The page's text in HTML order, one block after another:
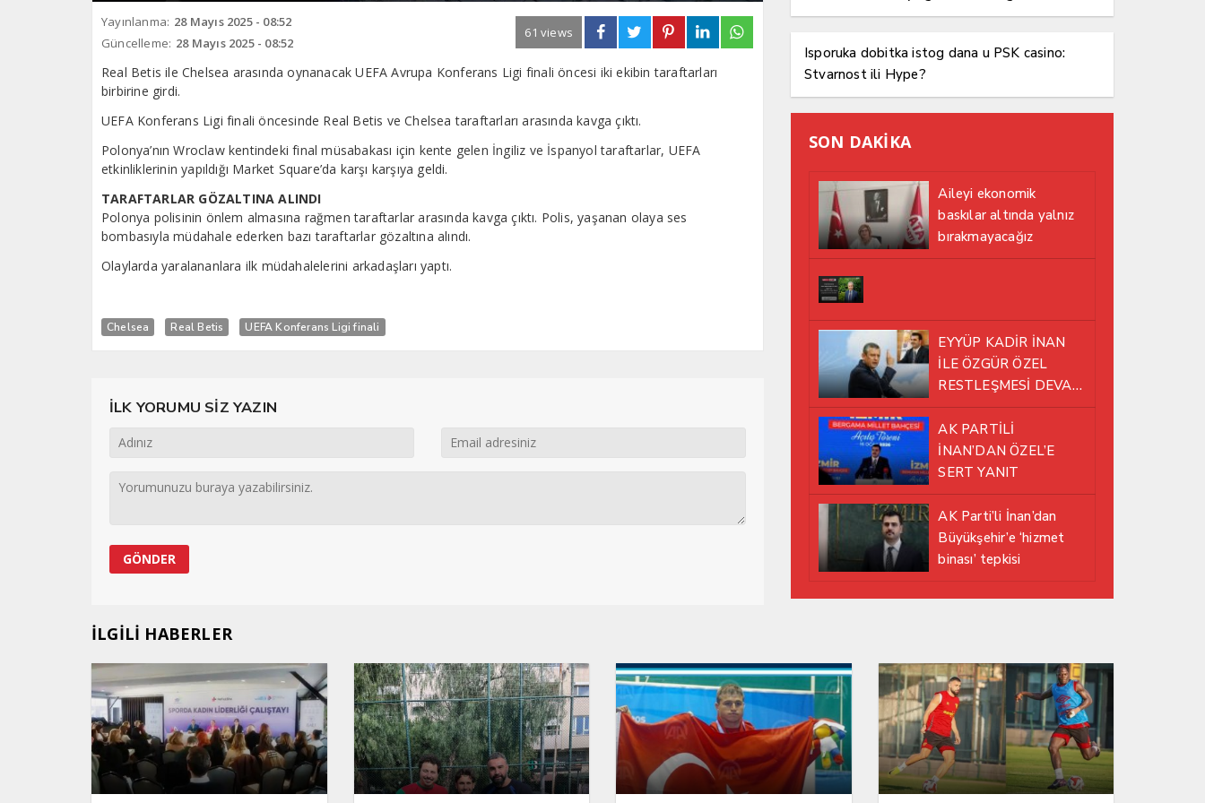
Yayınlanma: 28 Mayıs 2025 - 08:52
Güncelleme: 28 Mayıs 2025 - 08:52
61 views
Real Betis ile Chelsea arasında oynanacak UEFA Avrupa Konferans Ligi finali öncesi iki ekibin taraftarları
birbirine girdi.
UEFA Konferans Ligi finali öncesinde Real Betis ve Chelsea taraftarları arasında kavga çıktı.
Polonya’nın Wroclaw kentindeki final müsabakası için kente gelen İngiliz ve İspanyol taraftarlar, UEFA
etkinliklerinin yapıldığı Market Square’da karşı karşıya geldi.
TARAFTARLAR GÖZALTINA ALINDI
Polonya polisinin önlem almasına rağmen taraftarlar arasında kavga çıktı. Polis, yaşanan olaya ses
bombasıyla müdahale ederken bazı taraftarlar gözaltına alındı.
Olaylarda yaralananlara ilk müdahalelerini arkadaşları yaptı.
Chelsea Real Betis UEFA Konferans Ligi finali
İLK YORUMU SİZ YAZIN
Isporuka dobitka istog dana u PSK casino:
Stvarnost ili Hype?
SON DAKİKA
Aileyi ekonomik
baskılar altında yalnız
bırakmayacağız
EYYÜP KADİR İNAN
İLE ÖZGÜR ÖZEL
RESTLEŞMESİ DEVAM
EDİYOR
AK PARTİLİ
İNAN’DAN ÖZEL’E
SERT YANIT
AK Parti’li İnan’dan
Büyükşehir’e ‘hizmet
binası’ tepkisi
İLGİLİ HABERLER